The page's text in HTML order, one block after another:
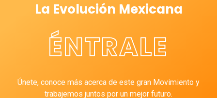
La Evolución Mexicana
ÉNTRALE
Únete, conoce más acerca de este gran Movimiento y
trabajemos juntos por un mejor futuro.